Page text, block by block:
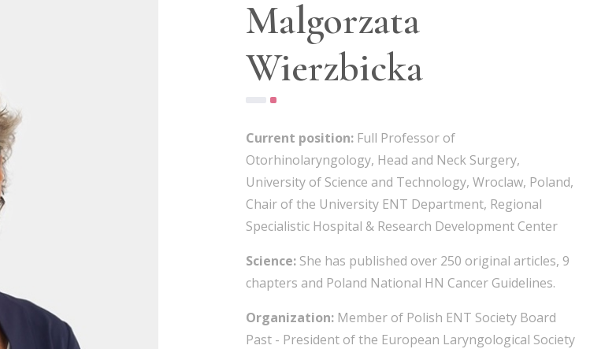
Malgorzata
Wierzbicka
Current position: Full Professor of
Otorhinolaryngology, Head and Neck Surgery,
University of Science and Technology, Wroclaw, Poland,
Chair of the University ENT Department, Regional
Specialistic Hospital & Research Development Center
Science: She has published over 250 original articles, 9
chapters and Poland National HN Cancer Guidelines.
Organization: Member of Polish ENT Society Board
Past - President of the European Laryngological Society